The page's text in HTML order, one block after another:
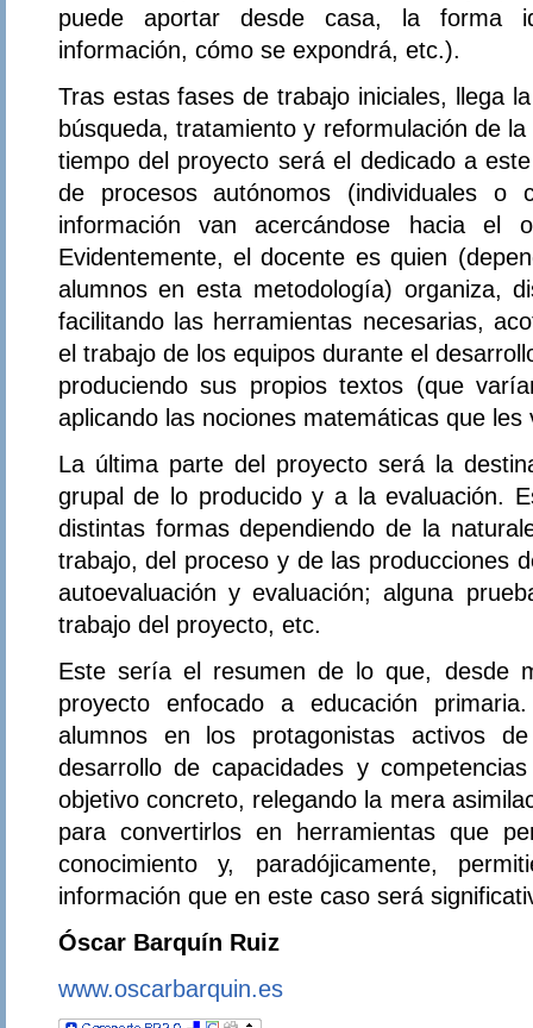
puede aportar desde casa, la forma
información, cómo se expondrá, etc.).
Tras estas fases de trabajo iniciales, llega
búsqueda, tratamiento y reformulación de
tiempo del proyecto será el dedicado a
de procesos autónomos (individuales o
información van acercándose hacia el
Evidentemente, el docente es quien
alumnos en esta metodología) organiza,
facilitando las herramientas necesarias,
el trabajo de los equipos durante el
produciendo sus propios textos (que
aplicando las nociones matemáticas que
La última parte del proyecto será la
grupal de lo producido y a la evaluación.
distintas formas dependiendo de la
trabajo, del proceso y de las producciones
autoevaluación y evaluación; alguna
trabajo del proyecto, etc.
Este sería el resumen de lo que, desde
proyecto enfocado a educación
alumnos en los protagonistas activos
desarrollo de capacidades y
objetivo concreto, relegando la mera
para convertirlos en herramientas que
conocimiento y, paradójicamente,
información que en este caso será
Óscar Barquín Ruiz
www.oscarbarquin.es